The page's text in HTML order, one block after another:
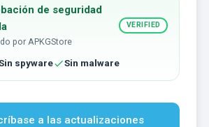
de seguridad
por APKGStore
VERIFIED
spyware Sin malware
a las actualizaciones